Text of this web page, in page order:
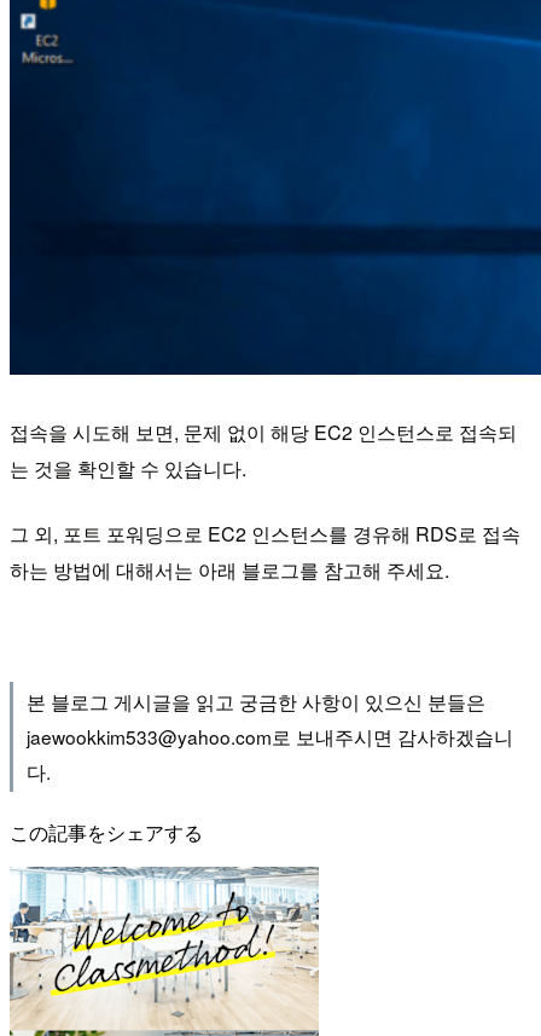
접속을 시도해 보면, 문제 없이 해당 EC2 인스턴스로 접속되
는 것을 확인할 수 있습니다.
그 외, 포트 포워딩으로 EC2 인스턴스를 경유해 RDS로 접속
하는 방법에 대해서는 아래 블로그를 참고해 주세요.
본 블로그 게시글을 읽고 궁금한 사항이 있으신 분들은
jaewookkim533@yahoo.com로 보내주시면 감사하겠습니
다.
この記事をシェアする